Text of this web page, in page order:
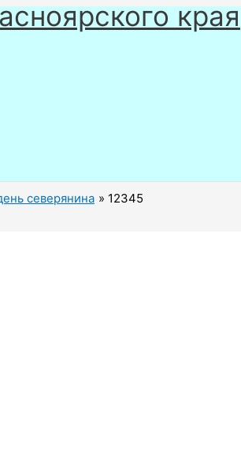
края
северянина 12345